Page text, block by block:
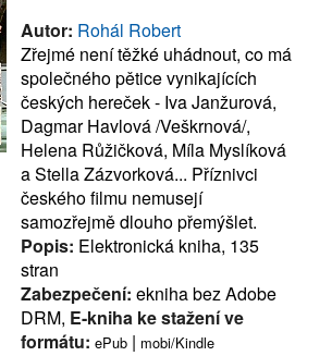
Autor: Rohál Robert
Zřejmé není těžké uhádnout, co má
společného pětice vynikajících
českých hereček - Iva Janžurová,
Dagmar Havlová /Veškrnová/,
Helena Růžičková, Míla Myslíková
a Stella Zázvorková... Příznivci
českého filmu nemusejí
samozřejmě dlouho přemýšlet.
Popis: Elektronická kniha, 135
stran
Zabezpečení: ekniha bez Adobe
DRM, E-kniha ke stažení ve
formátu: ePub | mobi/Kindle